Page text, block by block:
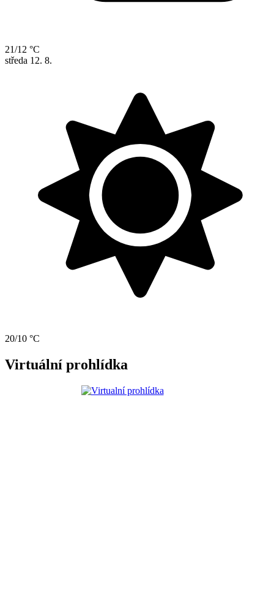
21/12 °C
středa 12. 8.
20/10 °C
Virtuální prohlídka